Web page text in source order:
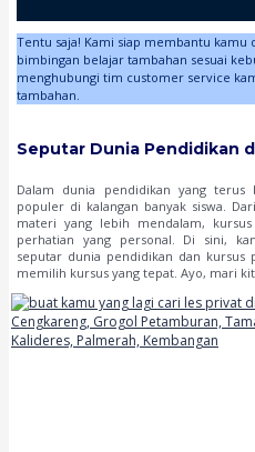
Tentu saja! Kami siap membantu kamu
bimbingan belajar tambahan sesuai
menghubungi tim customer service
tambahan.
Seputar Dunia Pendidikan
Dalam dunia pendidikan yang terus
populer di kalangan banyak siswa.
materi yang lebih mendalam,
perhatian yang personal. Di sini,
seputar dunia pendidikan dan kursus
memilih kursus yang tepat. Ayo, mari